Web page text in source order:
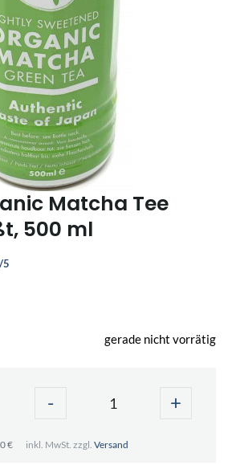
Matcha Tee
500 ml
5
gerade nicht vorrätig
- +
€ inkl. MwSt. zzgl. Versand